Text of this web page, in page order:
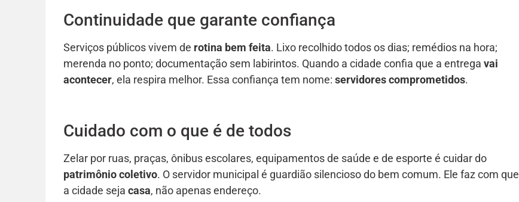
Continuidade que garante confiança
Serviços públicos vivem de rotina bem feita. Lixo recolhido todos os dias; remédios na hora;
merenda no ponto; documentação sem labirintos. Quando a cidade confia que a entregavai
acontecer, ela respira melhor. Essa confiança tem nome:servidores comprometidos.
Cuidado com o que é de todos
Zelar por ruas, praças, ônibus escolares, equipamentos de saúde e de esporte é cuidar do
patrimônio coletivo. O servidor municipal é guardião silencioso do bem comum. Ele faz com que
a cidade sejacasa, não apenas endereço.